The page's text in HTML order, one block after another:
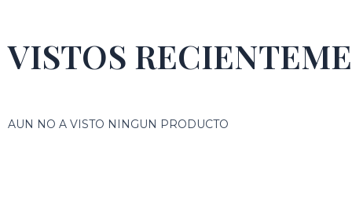
VISTOS
AUN NO A VISTO NINGUN PRODUCTO